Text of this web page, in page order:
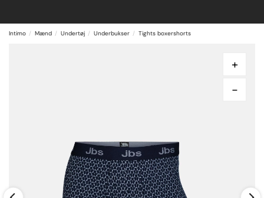
Intimo Mænd Undertøj Underbukser Tights boxershorts
+
-